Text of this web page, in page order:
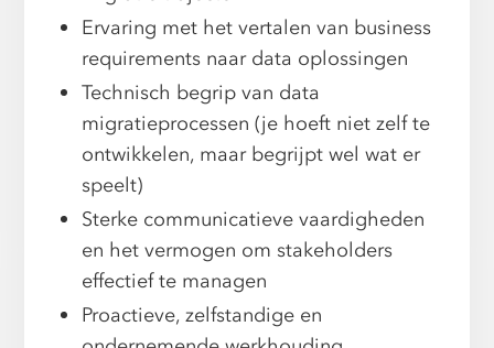
Ervaring met het vertalen van business
requirements naar data oplossingen
Technisch begrip van data
migratieprocessen (je hoeft niet zelf te
ontwikkelen, maar begrijpt wel wat er
speelt)
Sterke communicatieve vaardigheden
en het vermogen om stakeholders
effectief te managen
Proactieve, zelfstandige en